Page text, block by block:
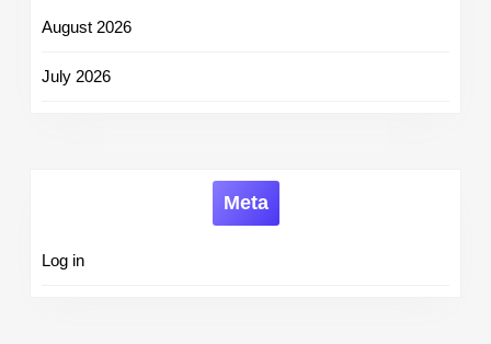
August 2026
July 2026
Meta
Log in